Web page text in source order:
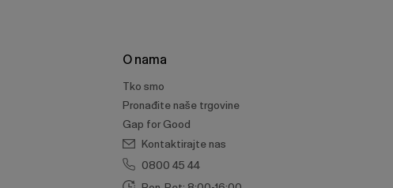
O nama
Tko smo
Pronađite naše trgovine
Gap for Good
Kontaktirajte nas
0800 45 44